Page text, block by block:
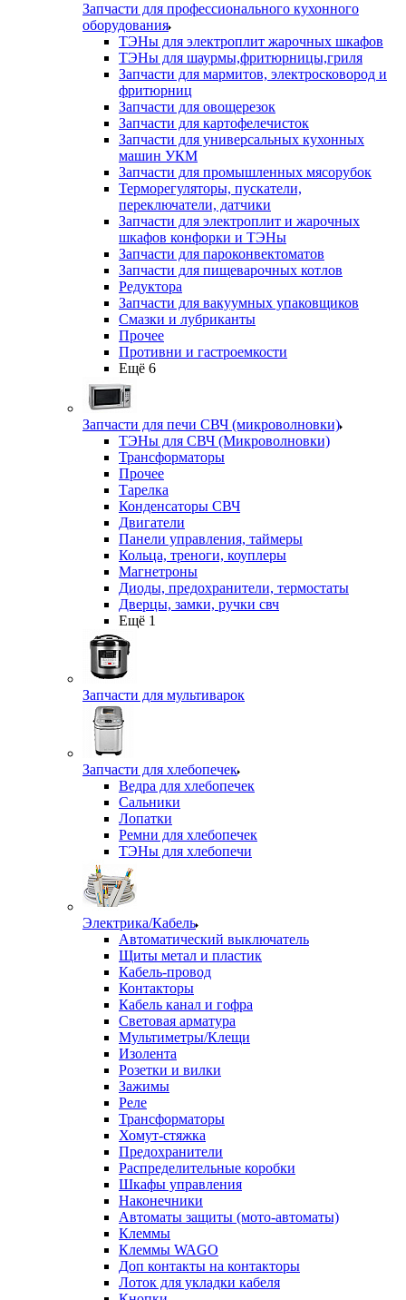
Запчасти для профессионального кухонного
оборудования
ТЭНы для электроплит жарочных шкафов
ТЭНы для шаурмы,фритюрницы,гриля
Запчасти для мармитов, электросковород и
фритюрниц
Запчасти для овощерезок
Запчасти для картофелечисток
Запчасти для универсальных кухонных
машин УКМ
Запчасти для промышленных мясорубок
Терморегуляторы, пускатели,
переключатели, датчики
Запчасти для электроплит и жарочных
шкафов конфорки и ТЭНы
Запчасти для пароконвектоматов
Запчасти для пищеварочных котлов
Редуктора
Запчасти для вакуумных упаковщиков
Смазки и лубриканты
Прочее
Противни и гастроемкости
Ещё 6
Запчасти для печи СВЧ (микроволновки)
ТЭНы для СВЧ (Микроволновки)
Трансформаторы
Прочее
Тарелка
Конденсаторы СВЧ
Двигатели
Панели управления, таймеры
Кольца, треноги, коуплеры
Магнетроны
Диоды, предохранители, термостаты
Дверцы, замки, ручки свч
Ещё 1
Запчасти для мультиварок
Запчасти для хлебопечек
Ведра для хлебопечек
Сальники
Лопатки
Ремни для хлебопечек
ТЭНы для хлебопечи
Электрика/Кабель
Автоматический выключатель
Щиты метал и пластик
Кабель-провод
Контакторы
Кабель канал и гофра
Световая арматура
Мультиметры/Клещи
Изолента
Розетки и вилки
Зажимы
Реле
Трансформаторы
Хомут-стяжка
Предохранители
Распределительные коробки
Шкафы управления
Наконечники
Автоматы защиты (мото-автоматы)
Клеммы
Клеммы WAGO
Доп контакты на контакторы
Лоток для укладки кабеля